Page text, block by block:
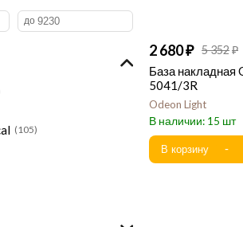
105
2 680 5 352
База накладная
5041/3R
Odeon Light
15